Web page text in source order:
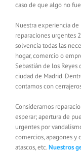
caso de que algo no
Nuestra experiencia de
reparaciones urgentes
solvencia todas las
hogar, comercio o
Sebastián de los
ciudad de Madrid.
contamos con
Consideramos
esperar; apertura de
urgentes por
comercios, apagones y
atascos, etc.Nuestros